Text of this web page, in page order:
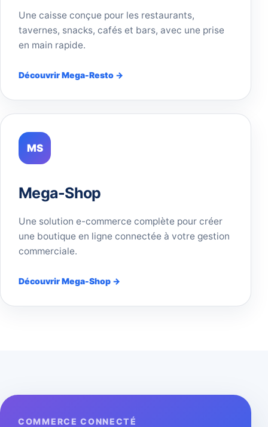
Une caisse conçue pour les restaurants,
tavernes, snacks, cafés et bars, avec une prise
en main rapide.
Découvrir Mega-Resto →
MS
Mega-Shop
Une solution e-commerce complète pour créer
une boutique en ligne connectée à votre gestion
commerciale.
Découvrir Mega-Shop →
COMMERCE CONNECTÉ